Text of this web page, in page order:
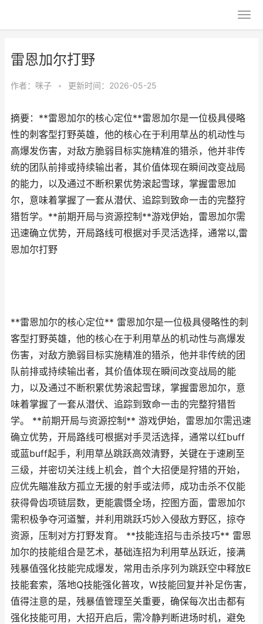
雷恩加尔打野
作者： 咪子 • 更新时间：2026-05-25
摘要：**雷恩加尔的核心定位**雷恩加尔是一位极具侵略
性的刺客型打野英雄，他的核心在于利用草丛的机动性与
高爆发伤害，对敌方脆弱目标实施精准的猎杀，他并非传
统的团队前排或持续输出者，其价值体现在瞬间改变战局
的能力，以及通过不断积累优势滚起雪球，掌握雷恩加
尔，意味着掌握了一套从潜伏、追踪到致命一击的完整狩
猎哲学。**前期开局与资源控制**游戏伊始，雷恩加尔需
迅速确立优势，开局路线可根据对手灵活选择，通常以,雷
恩加尔打野
**雷恩加尔的核心定位** 雷恩加尔是一位极具侵略性的刺
客型打野英雄，他的核心在于利用草丛的机动性与高爆发
伤害，对敌方脆弱目标实施精准的猎杀，他并非传统的团
队前排或持续输出者，其价值体现在瞬间改变战局的能
力，以及通过不断积累优势滚起雪球，掌握雷恩加尔，意
味着掌握了一套从潜伏、追踪到致命一击的完整狩猎哲
学。 **前期开局与资源控制** 游戏伊始，雷恩加尔需迅速
确立优势，开局路线可根据对手灵活选择，通常以红buff
或蓝buff起手，利用草丛跳跃高效清野，关键在于速刷至
三级，并密切关注线上机会，首个大招便是狩猎的开始，
应优先瞄准敌方孤立无援的射手或法师，成功击杀不仅能
获得骨齿项链层数，更能震慑全场，控图方面，雷恩加尔
需积极争夺河道蟹，并利用跳跃巧妙入侵敌方野区，掠夺
资源，压制对方打野发育。 **技能连招与击杀技巧** 雷恩
加尔的技能组合是艺术，基础连招为利用草丛跃近，接满
残暴值强化技能完成爆发，常用击杀序列为跳跃空中释放E
技能套索，落地Q技能强化普攻，W技能回复并补足伤害，
值得注意的是，残暴值管理至关重要，确保每次出击都有
强化技能可用，大招开启后，需冷静判断进场时机，避免